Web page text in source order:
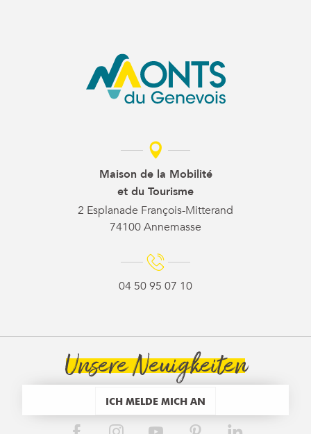
Maison de la Mobilité
et du Tourisme
2 Esplanade François-Mitterand
74100 Annemasse
04 50 95 07 10
Unsere Neuigkeiten
ICH MELDE MICH AN